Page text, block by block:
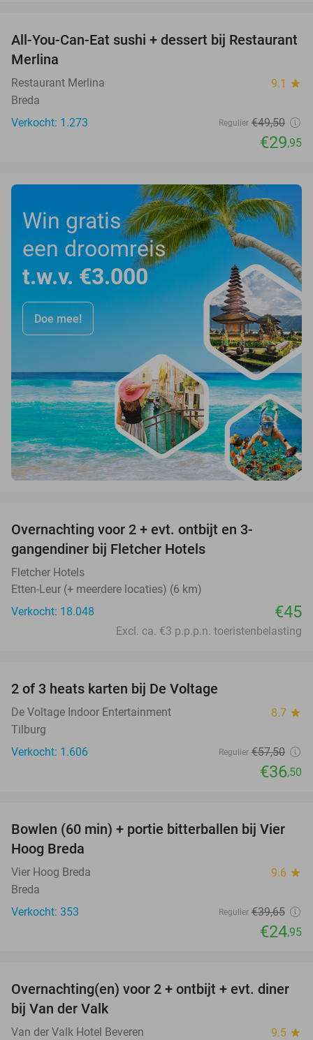
39%
All-You-Can-Eat sushi + dessert bij Restaurant
Merlina
Restaurant Merlina 9.1 star
Breda
Verkocht: 1.273
Regulier €49,50
€29,95
Win gratis
een droomreis
t.w.v. €3.000
Doe mee!
Overnachting voor 2 + evt. ontbijt en 3-
gangendiner bij Fletcher Hotels
Fletcher Hotels
Etten-Leur (+ meerdere locaties) (6 km)
Verkocht: 18.048
€45
Excl. ca. €3 p.p.p.n. toeristenbelasting
2 of 3 heats karten bij De Voltage
De Voltage Indoor Entertainment 8.7 star
Tilburg
Verkocht: 1.606
Regulier €57,50
€36,50
37%
Bowlen (60 min) + portie bitterballen bij Vier
Hoog Breda
Vier Hoog Breda 9.6 star
Breda
Verkocht: 353
Regulier €39,65
€24,95
51%
Overnachting(en) voor 2 + ontbijt + evt. diner
bij Van der Valk
Van der Valk Hotel Beveren 9.5 star